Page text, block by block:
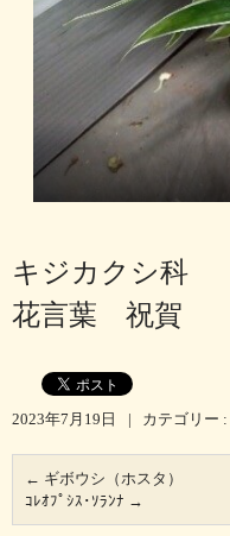
キジカクシ科
花言葉 祝賀
2023年7月19日 | カテゴリー :
← ギボウシ（ホスタ）
ｺﾚｵﾌﾟｼｽ･ｿﾗﾝﾅ →